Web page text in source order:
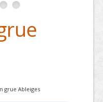
grue Ableiges